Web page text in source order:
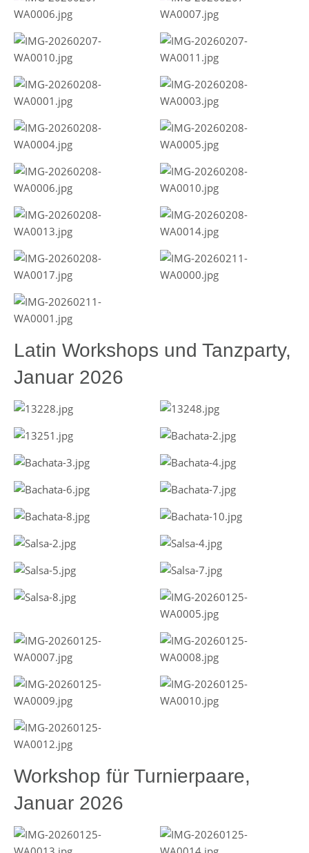
Latin Workshops und Tanzparty,
Januar 2026
Workshop für Turnierpaare,
Januar 2026